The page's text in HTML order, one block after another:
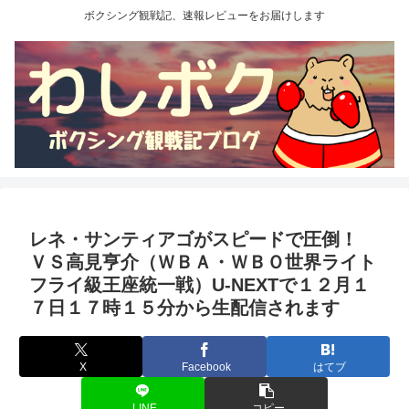
ボクシング観戦記、速報レビューをお届けします
レネ・サンティアゴがスピードで圧倒！
ＶＳ高見亨介（ＷＢＡ・ＷＢＯ世界ライト
フライ級王座統一戦）U‐NEXTで１２月１
７日１７時１５分から生配信されます
X Facebook はてブ